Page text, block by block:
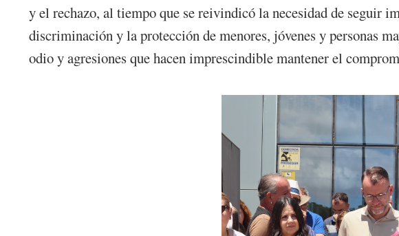
y el rechazo, al tiempo que se reivindicó la necesidad de seguir
discriminación y la protección de menores, jóvenes y personas
odio y agresiones que hacen imprescindible mantener el